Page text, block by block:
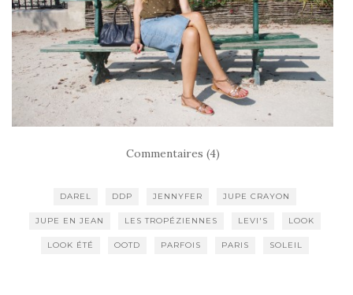
Commentaires (4)
DAREL DDP JENNYFER JUPE CRAYON
JUPE EN JEAN LES TROPÉZIENNES LEVI'S LOOK
LOOK ÉTÉ OOTD PARFOIS PARIS SOLEIL